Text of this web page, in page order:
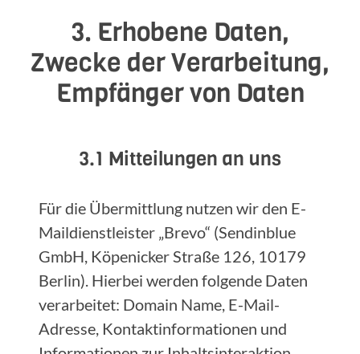
3. Erhobene Daten,
Zwecke der Verarbeitung,
Empfänger von Daten
3.1 Mitteilungen an uns
Für die Übermittlung nutzen wir den E-
Maildienstleister „Brevo“ (Sendinblue
GmbH, Köpenicker Straße 126, 10179
Berlin). Hierbei werden folgende Daten
verarbeitet: Domain Name, E-Mail-
Adresse, Kontaktinformationen und